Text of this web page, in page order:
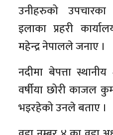
उनीहरुको
इलाका प्रहरी
महेन्द्र नेपालले जनाए ।
नदीमा बेपत्ता
वर्षीया छोरी काजल
भइरहेको उनले बताए ।